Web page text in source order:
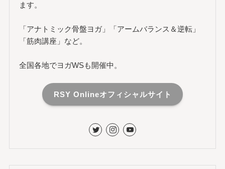
ます。
「アナトミック骨盤ヨガ」「アームバランス＆逆転」
「筋肉講座」など。
全国各地でヨガWSも開催中。
RSY Onlineオフィシャルサイト